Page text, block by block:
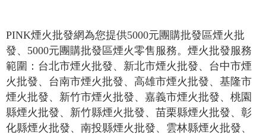
PINK煙火批發網為您提供5000元團購批發區煙火批
發、5000元團購批發區煙火零售服務。煙火批發服務
範圍：台北市煙火批發、新北市煙火批發、台中市煙
火批發、台南市煙火批發、高雄市煙火批發、基隆市
煙火批發、新竹市煙火批發、嘉義市煙火批發、桃園
縣煙火批發、新竹縣煙火批發、苗栗縣煙火批發、彰
化縣煙火批發、南投縣煙火批發、雲林縣煙火批發、